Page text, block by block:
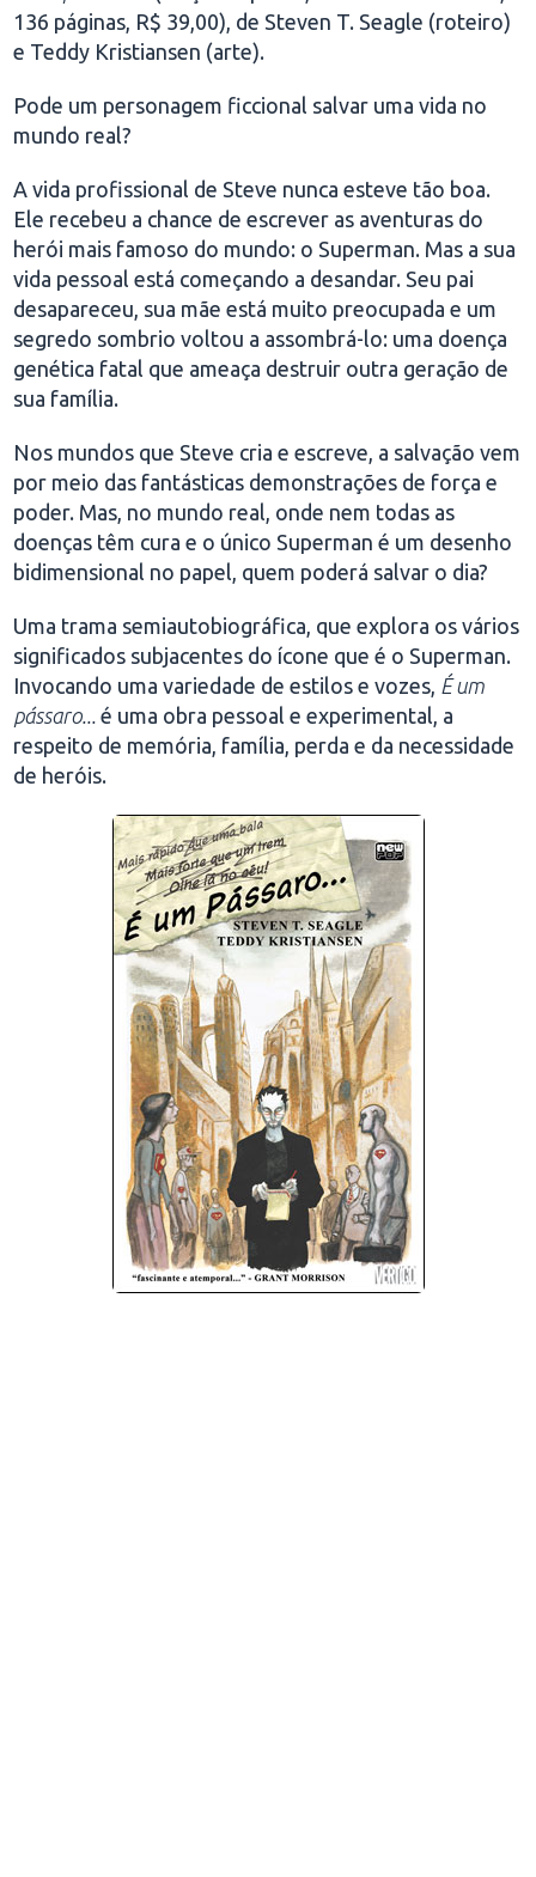
136 páginas, R$ 39,00), de Steven T. Seagle (roteiro)
e Teddy Kristiansen (arte).
Pode um personagem ficcional salvar uma vida no
mundo real?
A vida profissional de Steve nunca esteve tão boa.
Ele recebeu a chance de escrever as aventuras do
herói mais famoso do mundo: o Superman. Mas a sua
vida pessoal está começando a desandar. Seu pai
desapareceu, sua mãe está muito preocupada e um
segredo sombrio voltou a assombrá-lo: uma doença
genética fatal que ameaça destruir outra geração de
sua família.
Nos mundos que Steve cria e escreve, a salvação vem
por meio das fantásticas demonstrações de força e
poder. Mas, no mundo real, onde nem todas as
doenças têm cura e o único Superman é um desenho
bidimensional no papel, quem poderá salvar o dia?
Uma trama semiautobiográfica, que explora os vários
significados subjacentes do ícone que é o Superman.
Invocando uma variedade de estilos e vozes, É um
pássaro... é uma obra pessoal e experimental, a
respeito de memória, família, perda e da necessidade
de heróis.